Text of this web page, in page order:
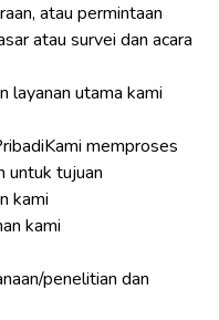
atau permintaan
atau survei dan acara
layanan utama kami
memproses
untuk tujuan
kami
kami
penelitian dan